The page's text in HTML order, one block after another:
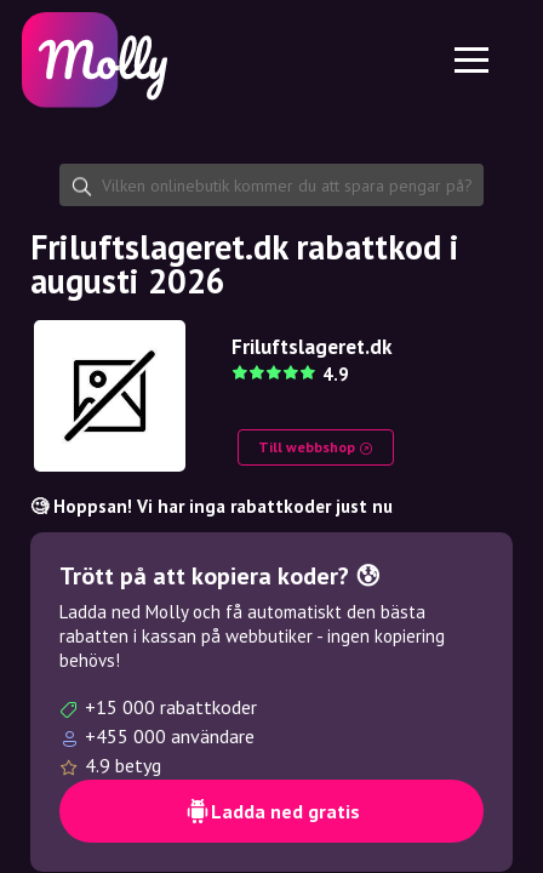
Hudvård
Hårvård
Dela rabattkod
Funktioner
Jobb
Om oss
Samarbete
Plattform
Molly till iPhone och iPad
Molly till Android
SE
EN
SE
NO
NL
Friluftslageret.dk rabattkod i
augusti 2026
Friluftslageret.dk
4.9
Till webbshop
🧐 Hoppsan! Vi har inga rabattkoder just nu
Trött på att kopiera koder? 😰
Ladda ned Molly och få automatiskt den bästa
rabatten i kassan på webbutiker - ingen kopiering
behövs!
+15 000 rabattkoder
+455 000 användare
4.9 betyg
Ladda ned gratis